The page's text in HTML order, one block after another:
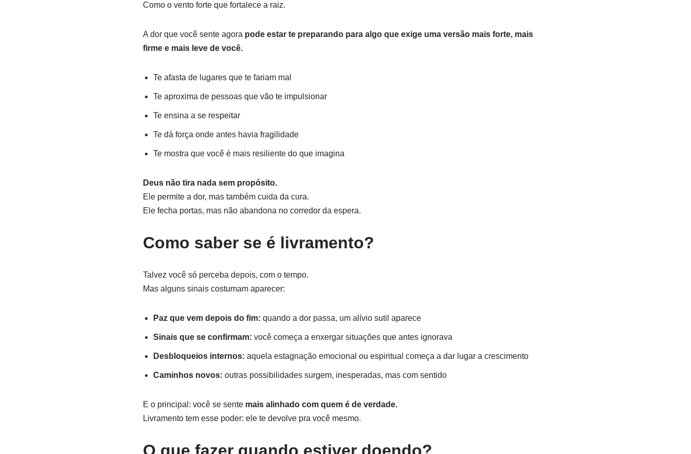
Como o vento forte que fortalece a raiz.
A dor que você sente agora pode estar te preparando para algo que exige uma versão mais forte, mais
firme e mais leve de você.
Te afasta de lugares que te fariam mal
Te aproxima de pessoas que vão te impulsionar
Te ensina a se respeitar
Te dá força onde antes havia fragilidade
Te mostra que você é mais resiliente do que imagina
Deus não tira nada sem propósito.
Ele permite a dor, mas também cuida da cura.
Ele fecha portas, mas não abandona no corredor da espera.
Como saber se é livramento?
Talvez você só perceba depois, com o tempo.
Mas alguns sinais costumam aparecer:
Paz que vem depois do fim: quando a dor passa, um alívio sutil aparece
Sinais que se confirmam: você começa a enxergar situações que antes ignorava
Desbloqueios internos: aquela estagnação emocional ou espiritual começa a dar lugar a crescimento
Caminhos novos: outras possibilidades surgem, inesperadas, mas com sentido
E o principal: você se sente mais alinhado com quem é de verdade.
Livramento tem esse poder: ele te devolve pra você mesmo.